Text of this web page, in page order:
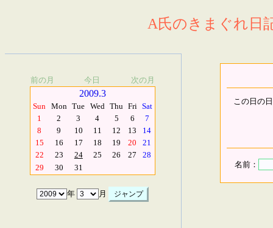
A氏のきまぐれ日
前の月 今日 次の月
2009.3
Sun Mon Tue Wed Thu Fri Sat
1
2 3 4 5 6
7
8
9 10 11 12 13
14
15
16 17 18 19 20
21
22
23 24 25 26 27
28
29
30 31
年 月
この日の
名前：